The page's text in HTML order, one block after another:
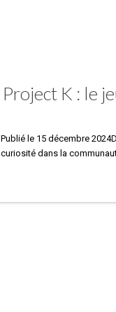
Project K : le
Publié le 15 décembre
curiosité dans la